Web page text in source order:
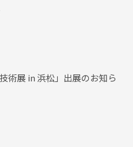
術展 in 浜松」出展のお知ら